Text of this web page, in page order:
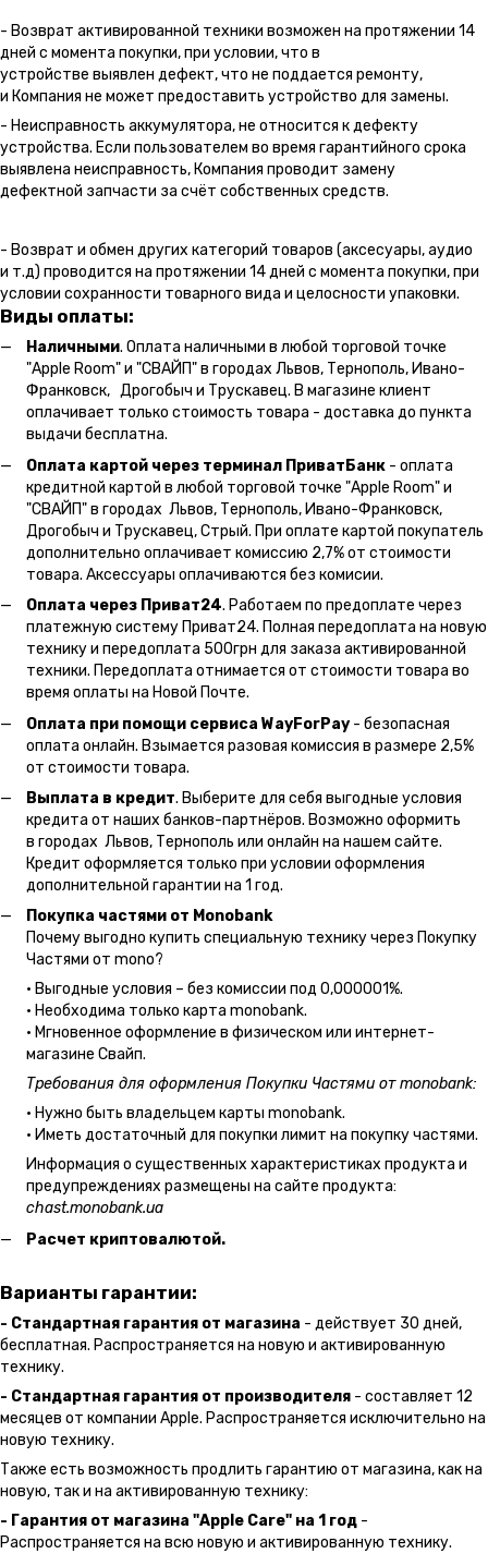
- Возврат активированной техники возможен на протяжении 14
дней с момента покупки, при условии, что в
устройстве выявлен дефект, что не поддается ремонту,
и Компания не может предоставить устройство для замены.
- Неисправность аккумулятора, не относится к дефекту
устройства. Если пользователем во время гарантийного срока
выявлена неисправность, Компания проводит замену
дефектной запчасти за счёт собственных средств.
- Возврат и обмен других категорий товаров (аксесуары, аудио
и т.д) проводится на протяжении 14 дней с момента покупки, при
условии сохранности товарного вида и целосности упаковки.
Виды оплаты:
Наличными. Оплата наличными в любой торговой точке
"Apple Room" и "СВАЙП" в городах Львов, Тернополь, Ивано-
Франковск, Дрогобыч и Трускавец. В магазине клиент
оплачивает только стоимость товара - доставка до пункта
выдачи бесплатна.
Оплата картой через терминал ПриватБанк - оплата
кредитной картой в любой торговой точке "Apple Room" и
"СВАЙП" в городах Львов, Тернополь, Ивано-Франковск,
Дрогобыч и Трускавец, Стрый. При оплате картой покупатель
дополнительно оплачивает комиссию 2,7% от стоимости
товара. Аксессуары оплачиваются без комисии.
Оплата через Приват24. Работаем по предоплате через
платежную систему Приват24. Полная передоплата на новую
технику и передоплата 500грн для заказа активированной
техники. Передоплата отнимается от стоимости товара во
время оплаты на Новой Почте.
Оплата при помощи сервиса WayForPay - безопасная
оплата онлайн. Взымается разовая комиссия в размере 2,5%
от стоимости товара.
Выплата в кредит. Выберите для себя выгодные условия
кредита от наших банков-партнёров. Возможно оформить
в городах Львов, Тернополь или онлайн на нашем сайте.
Кредит оформляется только при условии оформления
дополнительной гарантии на 1 год.
Покупка частями от Monobank
Почему выгодно купить специальную технику через Покупку
Частями от mono?
• Выгодные условия – без комиссии под 0,000001%.
• Необходима только карта monobank.
• Мгновенное оформление в физическом или интернет-
магазине Cвайп.
Требования для оформления Покупки Частями от monobank:
• Нужно быть владельцем карты monobank.
• Иметь достаточный для покупки лимит на покупку частями.
Информация о существенных характеристиках продукта и
предупреждениях размещены на сайте продукта:
chast.monobank.ua
Расчет криптовалютой.
Варианты гарантии:
- Стандартная гарантия от магазина - действует 30 дней,
бесплатная. Распространяется на новую и активированную
технику.
- Стандартная гарантия от производителя - составляет 12
месяцев от компании Apple. Распространяется исключительно на
новую технику.
Также есть возможность продлить гарантию от магазина, как на
новую, так и на активированную технику:
- Гарантия от магазина "Apple Care" на 1 год -
Распространяется на всю новую и активированную технику.